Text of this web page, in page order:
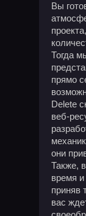
Вы
Тогда
прямо
Delete
веб-
они
Также,
время и
приняв
вас